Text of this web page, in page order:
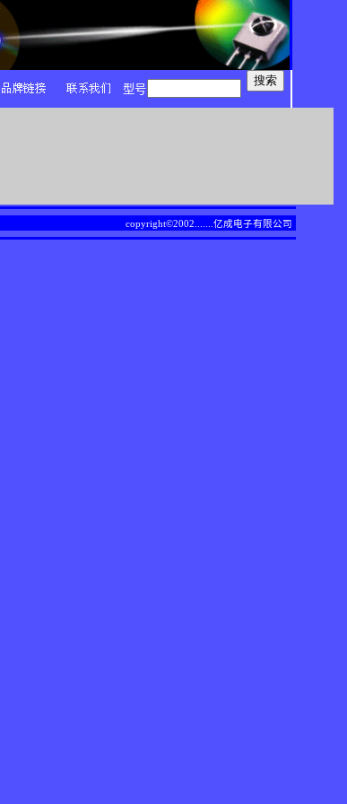
型号
copyright©2002....... 亿成电子有限公司